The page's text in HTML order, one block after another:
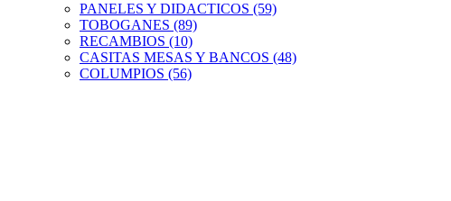
PANELES Y DIDACTICOS (59)
TOBOGANES (89)
RECAMBIOS (10)
CASITAS MESAS Y BANCOS (48)
COLUMPIOS (56)